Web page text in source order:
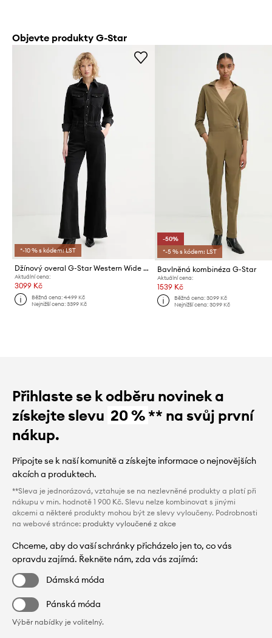
Objevte produkty G-Star
*-10 % s kódem: LST
Džínový overal G-Star Western Wide Leg
Aktuální cena:
3099 Kč
Běžná cena:4499 Kč
Nejnižší cena:3399 Kč
-50%
*-5 % s kódem: LST
Bavlněná kombinéza G-Star
Aktuální cena:
1539 Kč
Běžná cena: 3099 Kč
Nejnižší cena: 3099 Kč
Přihlaste se k odběru novinek a
získejte slevu 20 %** na svůj první
nákup.
Připojte se k naší komunitě a získejte informace o nejnovějších
akcích a produktech.
**Sleva je jednorázová, vztahuje se na nezlevněné produkty a platí při
nákupu v min. hodnotě 1 900 Kč. Slevu nelze kombinovat s jinými
akcemi a některé produkty mohou být ze slevy vyloučeny. Podrobnosti
na webové stránce: produkty vyloučené z akce
Chceme, aby do vaší schránky přicházelo jen to, co vás
opravdu zajímá. Řekněte nám, zda vás zajímá:
Dámská móda
Pánská móda
Výběr nabídky je volitelný.